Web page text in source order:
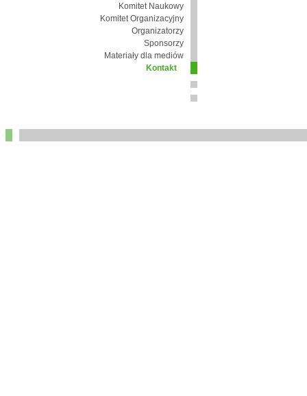
Komitet Naukowy
Komitet Organizacyjny
Organizatorzy
Sponsorzy
Materiały dla mediów
Kontakt